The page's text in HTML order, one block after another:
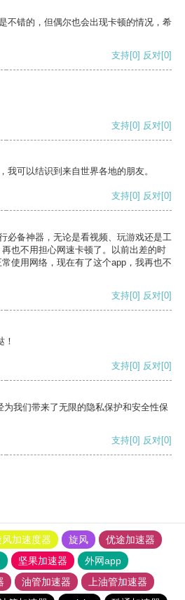
不错的，但偶尔也会出现卡顿的情况，希
支持[0] 反对[0]
支持[0] 反对[0]
我可以结识到来自世界各地的朋友。
支持[0] 反对[0]
必备神器，无论是看视频、玩游戏还是工
也不用担心网速卡顿了。以前出差的时
使用网络，现在有了这个app，我再也不
支持[0] 反对[0]
！
支持[0] 反对[0]
我们带来了无限的隐私保护和安全性保
支持[0] 反对[0]
风加速度器 旋风
优途加速器
坚果加速器
外网app
油管加速器
上油管加速器